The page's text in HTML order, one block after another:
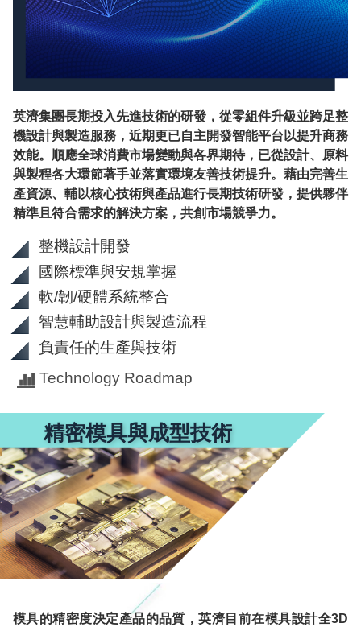
英濟集團長期投入先進技術的研發，從零組件升級並跨足整
機設計與製造服務，近期更已自主開發智能平台以提升商務
效能。順應全球消費市場變動與各界期待，已從設計、原料
與製程各大環節著手並落實環境友善技術提升。藉由完善生
產資源、輔以核心技術與產品進行長期技術研發，提供夥伴
精準且符合需求的解決方案，共創市場競爭力。
整機設計開發
國際標準與安規掌握
軟/韌/硬體系統整合
智慧輔助設計與製造流程
負責任的生產與技術
Technology Roadmap
精密模具與成型技術
模具的精密度決定產品的品質，英濟目前在模具設計全3D